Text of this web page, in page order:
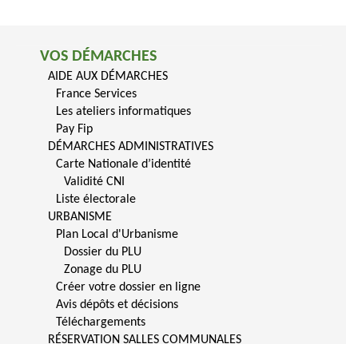
VOS DÉMARCHES
AIDE AUX DÉMARCHES
France Services
Les ateliers informatiques
Pay Fip
DÉMARCHES ADMINISTRATIVES
Carte Nationale d’identité
Validité CNI
Liste électorale
URBANISME
Plan Local d'Urbanisme
Dossier du PLU
Zonage du PLU
Créer votre dossier en ligne
Avis dépôts et décisions
Téléchargements
RÉSERVATION SALLES COMMUNALES